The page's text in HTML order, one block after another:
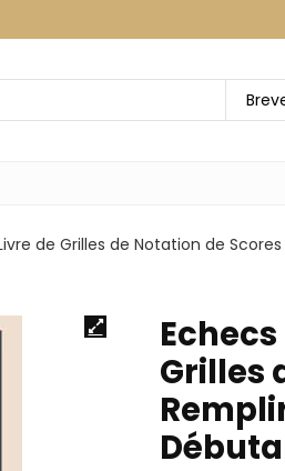
de Grilles de Notation de
Grilles